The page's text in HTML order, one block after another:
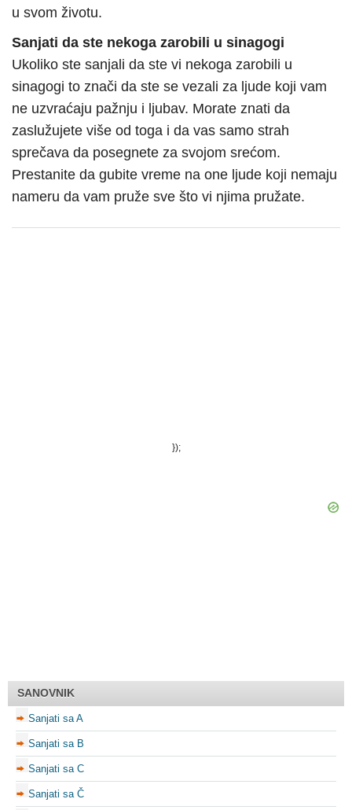
u svom životu.
Sanjati da ste nekoga zarobili u sinagogi
Ukoliko ste sanjali da ste vi nekoga zarobili u
sinagogi to znači da ste se vezali za ljude koji vam
ne uzvraćaju pažnju i ljubav. Morate znati da
zaslužujete više od toga i da vas samo strah
sprečava da posegnete za svojom srećom.
Prestanite da gubite vreme na one ljude koji nemaju
nameru da vam pruže sve što vi njima pružate.
});
SANOVNIK
Sanjati sa A
Sanjati sa B
Sanjati sa C
Sanjati sa Č